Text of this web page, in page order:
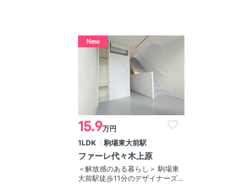
New
15.9万円
1LDK
駒場東大前駅
ファーレ代々木上原
＜解放感のある暮らし＞ 駒場東
大前駅徒歩11分のデザイナーズ...